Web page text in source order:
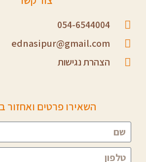
054-6544004
ednasipur@gmail.com
הצהרת נגישות
השאירו פרטים ואחזור